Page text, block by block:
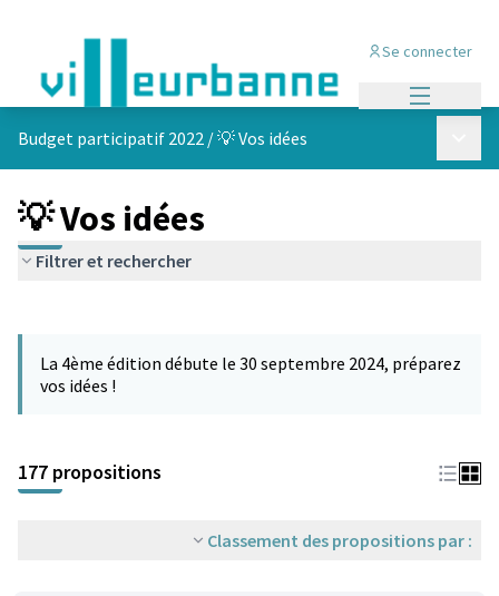
Se connecter
Budget participatif 2022 /💡 Vos idées
💡 Vos idées
Filtrer et rechercher
−
La 4ème édition débute le 30 septembre 2024, préparez
vos idées !
177 propositions
Classement des propositions par :